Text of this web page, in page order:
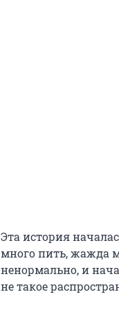
Эта история
много пить, жажда
ненормально, и
не такое